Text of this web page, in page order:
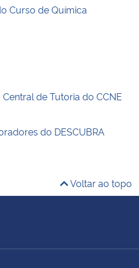
Curso de Química
de Tutoria do CCNE
do DESCUBRA
Voltar ao topo